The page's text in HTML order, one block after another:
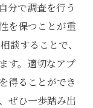
分で調査を行う
を保つことが重
談することで、
す。適切なアプ
得ることができ
ぜひ一歩踏み出